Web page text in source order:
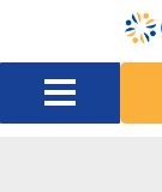
Salta al contingut